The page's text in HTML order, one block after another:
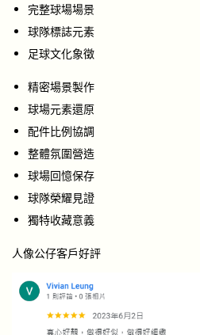
完整球場場景
球隊標誌元素
足球文化象徵
精密場景製作
球場元素還原
配件比例協調
整體氛圍營造
球場回憶保存
球隊榮耀見證
獨特收藏意義
人像公仔客戶好評